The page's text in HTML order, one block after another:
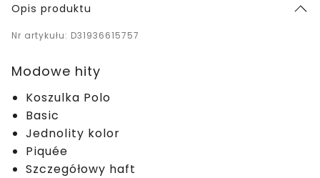
Opis produktu
Nr artykułu: D31936615757
Modowe hity
Koszulka Polo
Basic
Jednolity kolor
Piquée
Szczegółowy haft